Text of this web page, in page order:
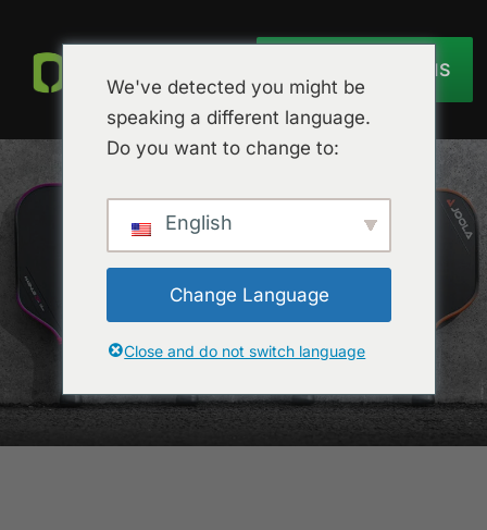
OBTENIR UN DEVIS
We've detected you might be
speaking a different language.
Do you want to change to:
English
Change Language
Close and do not switch language